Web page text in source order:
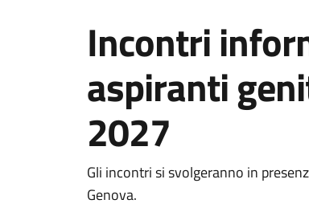
Incontri
aspiranti
2027
Dettagli della
Gli incontri si svolgeranno in
Genova.